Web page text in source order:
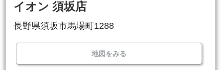
イオン 須坂店
長野県須坂市馬場町1288
地図をみる